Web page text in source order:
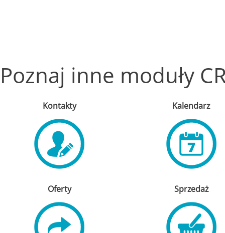
Poznaj inne moduły
Kontakty Kalendarz
Oferty Sprzedaż